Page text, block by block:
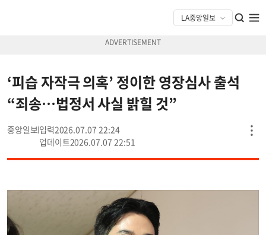
‘피습 자작극 의혹’ 정이한 영장심사 출석
“죄송…법정서 사실 밝힐 것”
중앙일보
2026.07.07 22:24
2026.07.07 22:51